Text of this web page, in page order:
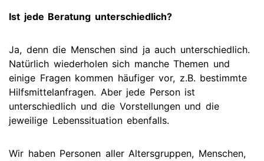
Ist jede Beratung unterschiedlich?
Ja, denn die Menschen sind ja auch unterschiedlich.
Natürlich wiederholen sich manche Themen und
einige Fragen kommen häufiger vor, z.B. bestimmte
Hilfsmittelanfragen. Aber jede Person ist
unterschiedlich und die Vorstellungen und die
jeweilige Lebenssituation ebenfalls.
Wir haben Personen aller Altersgruppen, Menschen,